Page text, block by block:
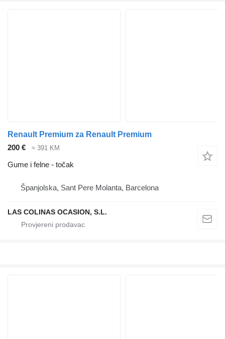
Renault Premium za Renault Premium
200 €
≈ 391 KM
Gume i felne - točak
Španjolska, Sant Pere Molanta, Barcelona
LAS COLINAS OCASION, S.L.